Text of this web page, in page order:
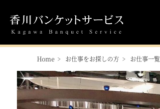
Home お仕事をお探しの方 お仕事一覧